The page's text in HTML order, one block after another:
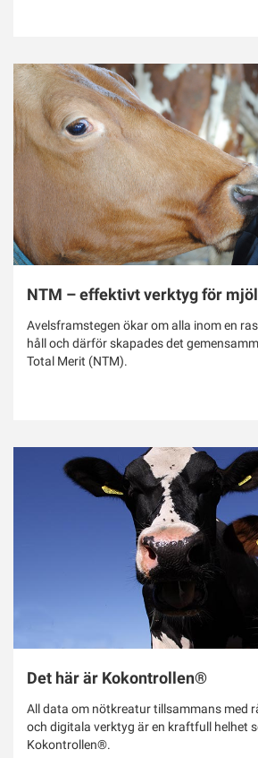
NTM – effektivt verktyg för
Avelsframstegen ökar om alla inom en
håll och därför skapades det
Total Merit (NTM).
Det här är Kokontrollen®
All data om nötkreatur tillsammans med
och digitala verktyg är en kraftfull helhet
Kokontrollen®.